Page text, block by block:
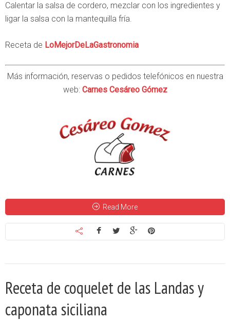
Calentar la salsa de cordero, mezclar con los ingredientes y
ligar la salsa con la mantequilla fría.
Receta de LoMejorDeLaGastronomia
Más información, reservas o pedidos telefónicos en nuestra
web: Carnes Cesáreo Gómez
Read More
Receta de coquelet de las Landas y
caponata siciliana